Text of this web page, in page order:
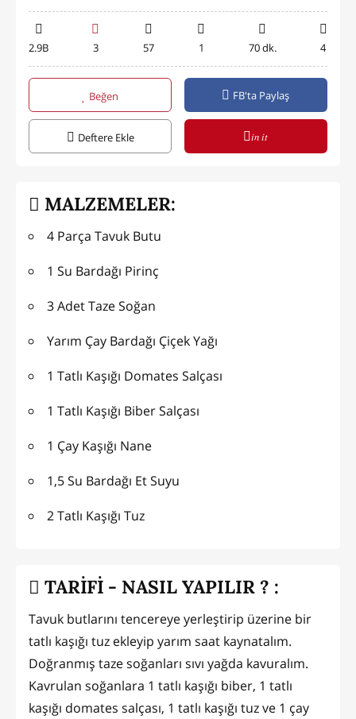
2.9B 3 57 1 70 dk. 4
Beğen FB'ta Paylaş
Deftere Ekle in it
MALZEMELER:
4 Parça Tavuk Butu
1 Su Bardağı Pirinç
3 Adet Taze Soğan
Yarım Çay Bardağı Çiçek Yağı
1 Tatlı Kaşığı Domates Salçası
1 Tatlı Kaşığı Biber Salçası
1 Çay Kaşığı Nane
1,5 Su Bardağı Et Suyu
2 Tatlı Kaşığı Tuz
TARİFİ - NASIL YAPILIR ? :
Tavuk butlarını tencereye yerleştirip üzerine bir
tatlı kaşığı tuz ekleyip yarım saat kaynatalım.
Doğranmış taze soğanları sıvı yağda kavuralım.
Kavrulan soğanlara 1 tatlı kaşığı biber, 1 tatlı
kaşığı domates salçası, 1 tatlı kaşığı tuz ve 1 çay